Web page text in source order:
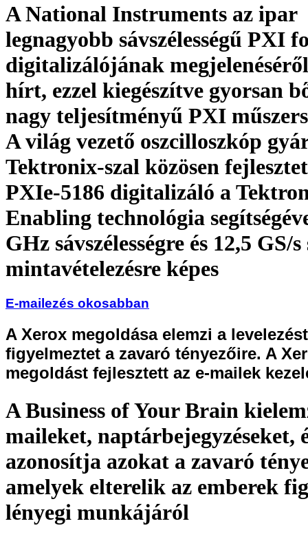
A National Instruments az ipar
legnagyobb sávszélességű PXI
digitalizálójának
hírt, ezzel kiegészítve gyorsan
nagy teljesítményű PXI
A világ vezető oszcilloszkóp
Tektronix-szal közösen
PXIe-5186 digitalizáló a
Enabling technológia
GHz sávszélességre és 12,5 GS/s
mintavételezésre képes
E-mailezés okosabban
A Xerox megoldása elemzi a
figyelmeztet a zavaró tényezőire. A
megoldást fejlesztett az e-mailek
A Business of Your Brain
maileket, naptárbejegyzéseket,
azonosítja azokat a zavaró
amelyek elterelik az emberek
lényegi munkájáról